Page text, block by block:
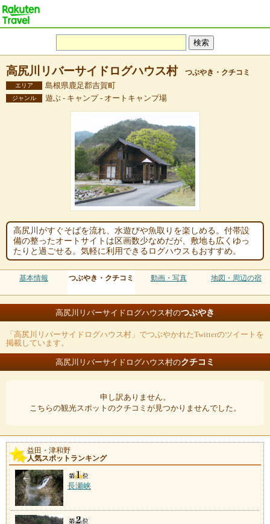
高尻川リバーサイドログハウス村 つぶやき・クチコミ
エリア 島根県鹿足郡吉賀町
ジャンル 遊ぶ - キャンプ - オートキャンプ場
高尻川がすぐそばを流れ、水遊びや魚取りを楽しめる。付帯設
備の整ったオートサイトは区画数少なめだが、敷地も広くゆっ
たりと過ごせる。気軽に利用できるログハウスもおすすめ。
基本情報 つぶやき・クチコミ 動画・写真 地図・周辺の宿
高尻川リバーサイドログハウス村のつぶやき
「高尻川リバーサイドログハウス村」でつぶやかれたTwitterのツイートを
掲載しています。
高尻川リバーサイドログハウス村のクチコミ
申し訳ありません。
こちらの観光スポットのクチコミが見つかりませんでした。
益田・津和野
人気スポットランキング
長瀬峡